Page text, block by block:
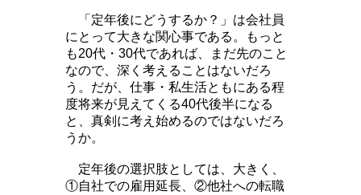
「定年後にどうするか？」は会社員
にとって大きな関心事である。もっと
も20代・30代であれば、まだ先のこと
なので、深く考えることはないだろ
う。だが、仕事・私生活ともにある程
度将来が見えてくる40代後半になる
と、真剣に考え始めるのではないだろ
うか。
定年後の選択肢としては、大きく、
①自社での雇用延長、②他社への転職